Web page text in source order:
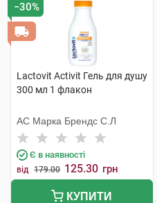
−30%
Lactovit Activit Гель для душу
300 мл 1 флакон
АС Марка Брендс С.Л
Є в наявності
від 179.00 125.30 грн
КУПИТИ